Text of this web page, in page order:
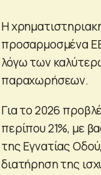
Η
προσαρμοσμένα
λόγω των
παραχωρήσεων.
Για το 2026
περίπου 21%, με
της Εγνατίας
διατήρηση της